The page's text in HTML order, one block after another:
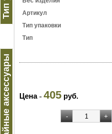
Чайные аксессуары
Артикул
Тип упаковки
Тип
Цена- 405 руб.